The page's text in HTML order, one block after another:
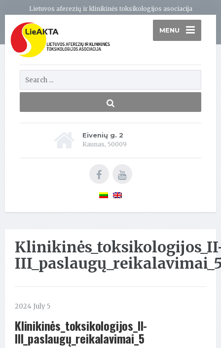
Lietuvos aferezių ir klinikinės toksikologijos asociacija
MENU
Eivenių g. 2
Kaunas, 50009
2024 July 5
Klinikinės_toksikologijos_II-
III_paslaugų_reikalavimai_5